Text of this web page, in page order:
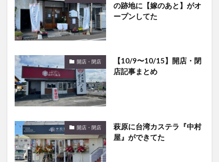
の跡地に【嫁のあと】がオ
ープンしてた
開店・閉店
【10/9〜10/15】開店・閉
店記事まとめ
開店・閉店
萩原に台湾カステラ『中村
屋』ができてた